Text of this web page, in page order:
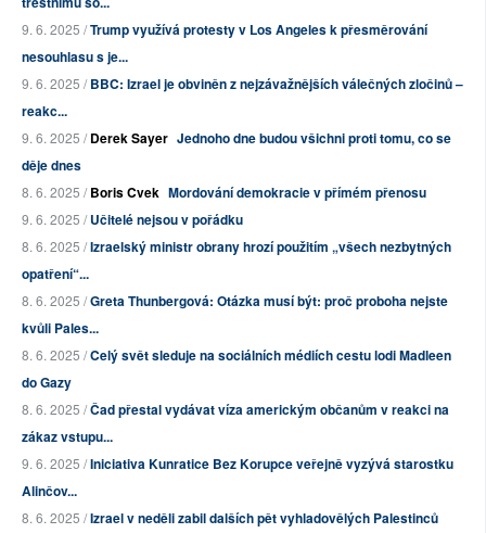
9. 6. 2025 /Trump využívá protesty v Los Angeles k přesměrování
nesouhlasu s je...
9. 6. 2025 /BBC: Izrael je obviněn z nejzávažnějších válečných zločinů –
reakc...
9. 6. 2025 /Derek Sayer Jednoho dne budou všichni proti tomu, co se
děje dnes
8. 6. 2025 /Boris Cvek Mordování demokracie v přímém přenosu
9. 6. 2025 /Učitelé nejsou v pořádku
8. 6. 2025 /Izraelský ministr obrany hrozí použitím „všech nezbytných
opatření“...
8. 6. 2025 /Greta Thunbergová: Otázka musí být: proč proboha nejste
kvůli Pales...
8. 6. 2025 /Celý svět sleduje na sociálních médiích cestu lodi Madleen
do Gazy
8. 6. 2025 /Čad přestal vydávat víza americkým občanům v reakci na
zákaz vstupu...
9. 6. 2025 /Iniciativa Kunratice Bez Korupce veřejně vyzývá starostku
Alinčov...
8. 6. 2025 /Izrael v neděli zabil dalších pět vyhladovělých Palestinců